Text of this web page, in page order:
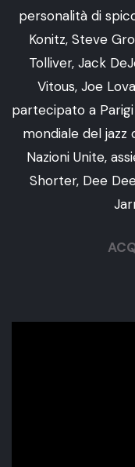
personalità di
Konitz, Steve
Tolliver, Jack
Vitous, Joe
partecipato a
mondiale del jazz
Nazioni Unite,
Shorter, Dee